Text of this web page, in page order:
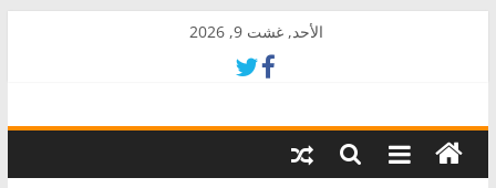
الأحد, غشت 9, 2026
AkalPress
منبر